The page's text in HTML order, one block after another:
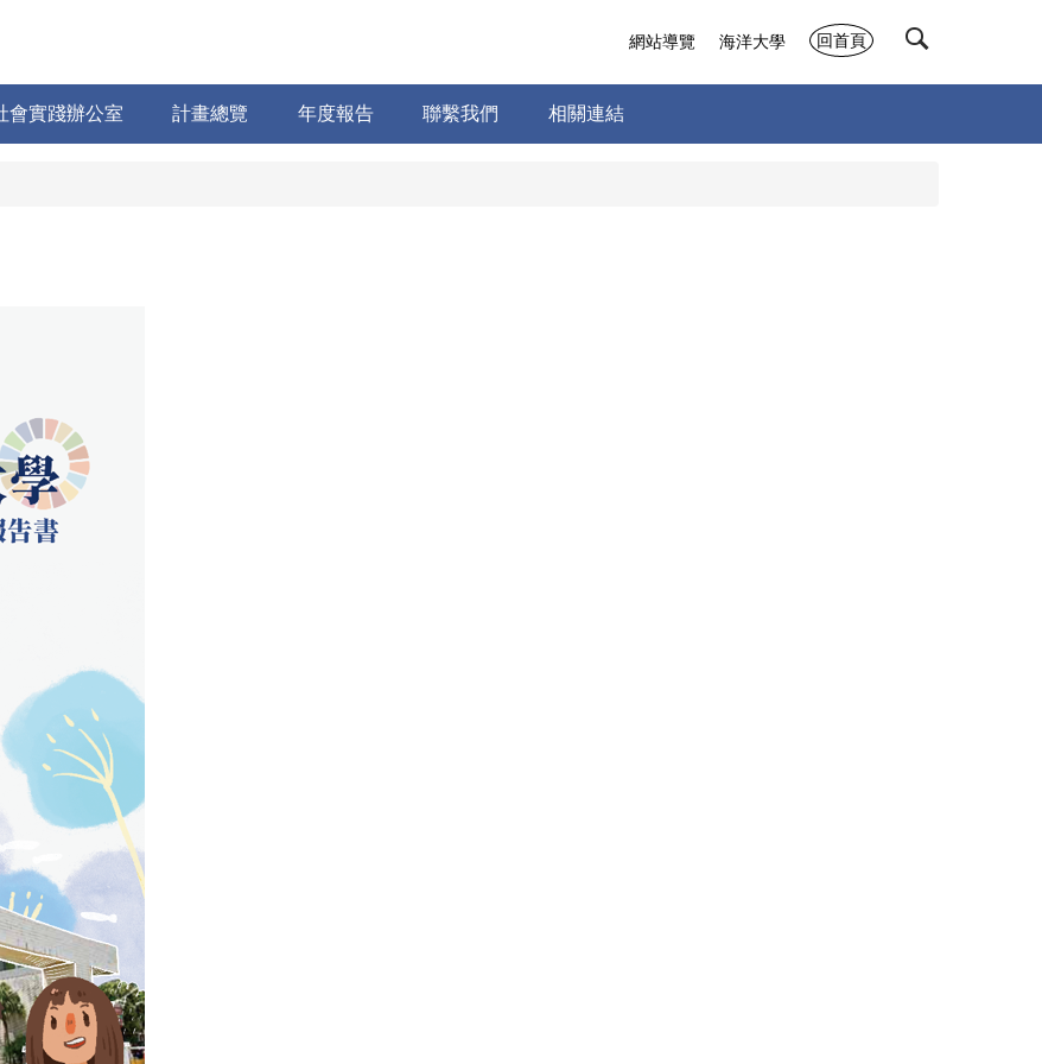
會實踐辦公室 計畫總覽 年度報告 聯繫我們 相關連結
網站導覽 海洋大學 回首頁